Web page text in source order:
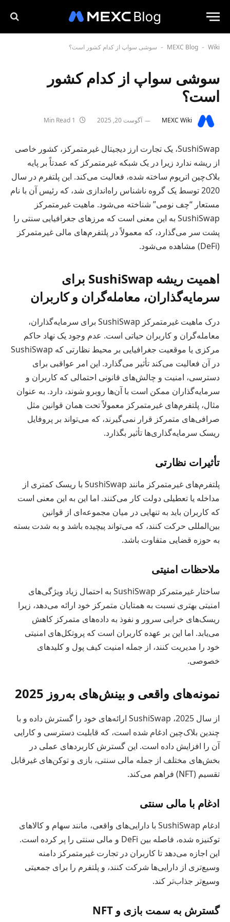
MEXC Blog - Wiki
- سوشی سواپ از کدام کشور است؟
سوشی سواپ از کدام کشور
است؟
MEXC Wiki آگوست 20, 2025
SushiSwap، یک تجارت ارز دیجیتال غیرمتمرکز، کشور خاصی
از ریشه ندارد زیرا در یک شبکه غیرمتمرکز که عمدتاً بر پایه
بلاک‌چین اتریوم ساخته شده، فعالیت می‌کند. این پلتفرم در سال
2020 توسط یک گروه ناشناس راه‌اندازی شد، که رئیس آن با نام
مستعار “چف نومی” شناخته می‌شود. ماهیت غیرمتمرکز
SushiSwap به این معنی است که مرزهای جغرافیایی سنتی را
پشت سر می‌گذارد، که معمولاً در پلتفرم‌های مالی غیرمتمرکز
(DeFi) مشاهده می‌شود.
اهمیت ریشه SushiSwap برای
سرمایه‌گذاران، معامله‌گران و کاربران
درک ماهیت غیرمتمرکز SushiSwap برای سرمایه‌گذاران،
معامله‌گران و کاربران حیاتی است. عدم وجود یک نهاد حاکم
مرکزی یا موقعیت جغرافیایی بر محیط نظارتی که SushiSwap
در آن فعالیت می‌کند تأثیر می‌گذارد. این امر عواقبی برای
دسترسی، امنیت و چالش‌های قانونی احتمالی که کاربران و
سرمایه‌گذاران ممکن است با آن‌ها روبرو شوند، دارد. به عنوان
مثال، پلتفرم‌های غیرمتمرکز معمولاً تحت همان قوانین مثل
صرافی‌های متمرکز قرار نمی‌گیرند، که می‌تواند بر پروفایل
ریسک سرمایه‌گذاری‌ها تأثیر بگذارد.
تأثیرات نظارتی
پلتفرم‌های غیرمتمرکز مانند SushiSwap با ریسک کمتری از
مداخله یا تعطیلی دولت کار می‌کنند. اما این به این معنی است
که کاربران باید به تنهایی در میان مجموعه‌ای از قوانین
بین‌المللی حرکت کنند، که می‌تواند پیچیده باشد و به شدت بسته
به حوزه قضایی متفاوت باشد.
ملاحظات امنیتی
ساختار غیرمتمرکز SushiSwap به احتمال زیاد ویژگی‌های
امنیتی بهتری نسبت به همتایان متمرکز خود ارائه می‌دهد، زیرا
ریسک‌های خرابی سرور و نفوذ به داده‌های متمرکز کاهش
می‌یابد. اما این بر عهده کاربران است که پروتکل‌های امنیتی
خود را مدیریت کنند، از جمله امنیت کیف پول و کلیدهای
خصوصی.
نمونه‌های واقعی و بینش‌های به‌روز 2025
از سال 2025، SushiSwap ارائه‌های خود را گسترش داده و با
چندین بلاک‌چین ادغام شده است، که قابلیت دسترسی و کارایی
آن را افزایش داده است. این گسترش کاربردهای عملی در
بخش‌های مختلف از جمله مالی سنتی، بازی و توکن‌های غیرقابل
تقسیم (NFT) فراهم می‌کند.
ادغام با مالی سنتی
ادغام SushiSwap با دارایی‌های واقعی، مانند سهام و کالاهای
توکنیزه شده، فاصله بین DeFi و مالی سنتی را پر کرده است.
این اجازه می‌دهد تا کاربران در تجارت غیرمتمرکز دامنه
وسیع‌تری از دارایی‌ها شرکت کنند، و پلتفرم را برای جمعیتی
وسیع‌تر جذاب‌تر کند.
گسترش به سمت بازی و NFT